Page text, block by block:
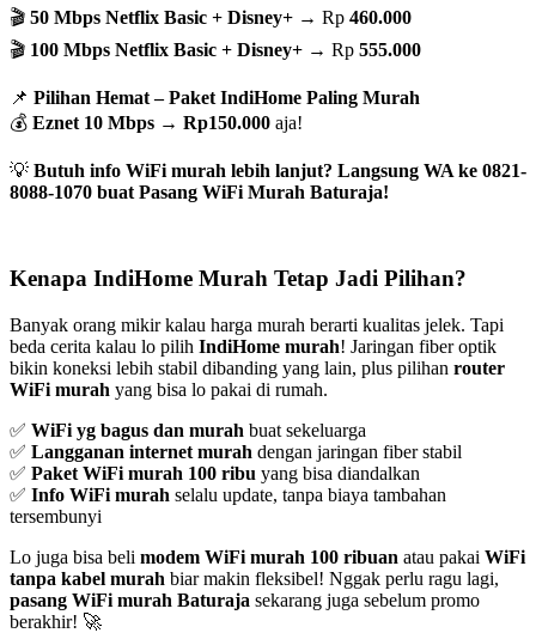
🎬 50 Mbps Netflix Basic + Disney+ → Rp 460.000
🎬 100 Mbps Netflix Basic + Disney+ → Rp 555.000
📌 Pilihan Hemat – Paket IndiHome Paling Murah
💰 Eznet 10 Mbps → Rp150.000 aja!
💡 Butuh info WiFi murah lebih lanjut? Langsung WA ke 0821-
8088-1070 buat Pasang WiFi Murah Baturaja!
Kenapa IndiHome Murah Tetap Jadi Pilihan?
Banyak orang mikir kalau harga murah berarti kualitas jelek. Tapi
beda cerita kalau lo pilih IndiHome murah! Jaringan fiber optik
bikin koneksi lebih stabil dibanding yang lain, plus pilihan router
WiFi murah yang bisa lo pakai di rumah.
✅ WiFi yg bagus dan murah buat sekeluarga
✅ Langganan internet murah dengan jaringan fiber stabil
✅ Paket WiFi murah 100 ribu yang bisa diandalkan
✅ Info WiFi murah selalu update, tanpa biaya tambahan
tersembunyi
Lo juga bisa beli modem WiFi murah 100 ribuan atau pakai WiFi
tanpa kabel murah biar makin fleksibel! Nggak perlu ragu lagi,
pasang WiFi murah Baturaja sekarang juga sebelum promo
berakhir! 🚀